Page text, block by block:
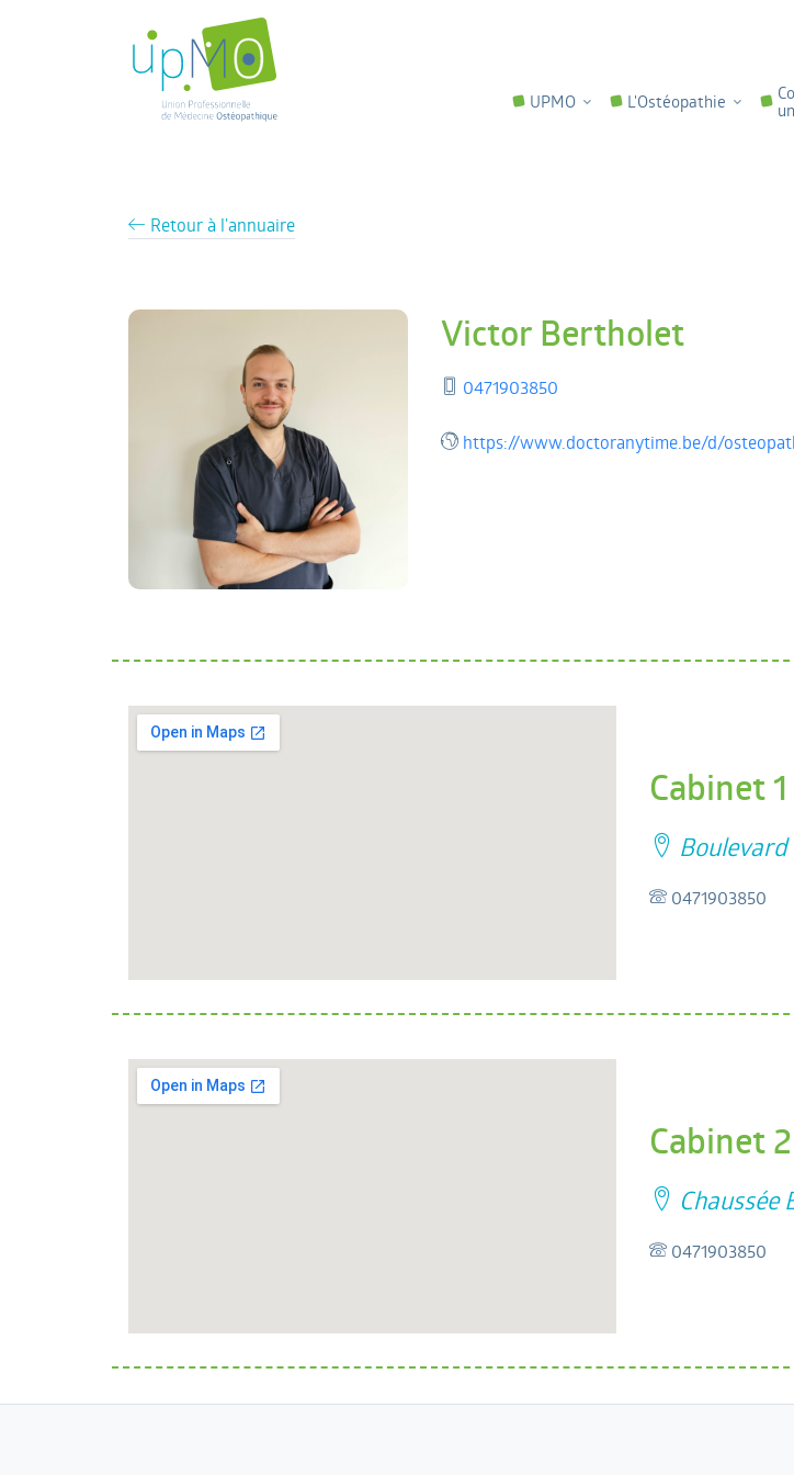
UPMO L'Ostéopathie
Retour à l'annuaire
Victor Bertholet
0471903850
https://www.doctoranytime.be/d/
Cabinet 1
0471903850
Cabinet 2
Chaussée
0471903850